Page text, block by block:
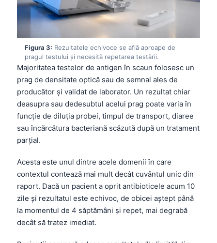
Figura 3: Rezultatele echivoce se află aproape de
pragul testului și necesită repetarea testării.
Majoritatea testelor de antigen în scaun folosesc un
prag de densitate optică sau de semnal ales de
producător și validat de laborator. Un rezultat chiar
deasupra sau dedesubtul acelui prag poate varia în
funcție de diluția probei, timpul de transport, diaree
sau încărcătura bacteriană scăzută după un tratament
parțial.
Acesta este unul dintre acele domenii în care
contextul contează mai mult decât cuvântul unic din
raport. Dacă un pacient a oprit antibioticele acum 10
zile și rezultatul este echivoc, de obicei aștept până
la momentul de 4 săptămâni și repet, mai degrabă
decât să tratez imediat.